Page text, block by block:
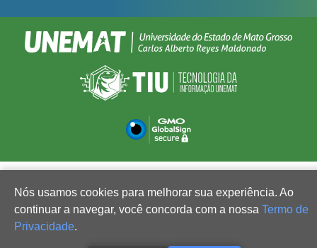
Nós usamos cookies para melhorar sua experiência. Ao
continuar a navegar, você concorda com a nossa Termo de
Privacidade.